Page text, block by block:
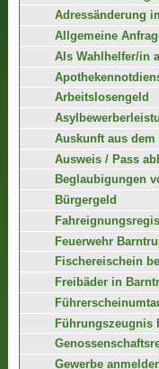
Adressänderung
Allgemeine
Als Wahlhelfer/in
Arbeitslosengeld
Auskunft aus dem
Ausweis / Pass
Beglaubigungen
Bürgergeld
Feuerwehr
Fischereischein
Freibäder in
Führungszeugnis
Gewerbe